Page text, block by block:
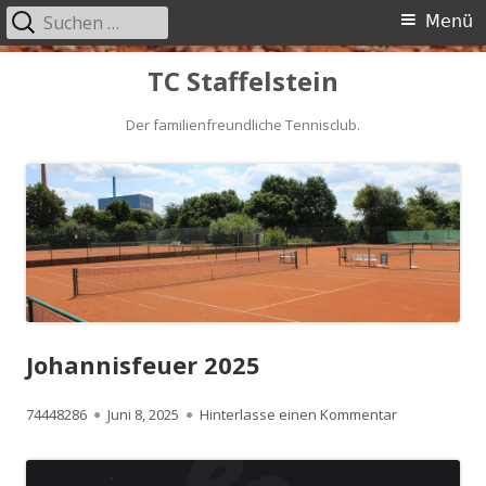
TC Staffelstein
Der familienfreundliche Tennisclub.
Primäres
Menü
Suchen
nach:
Johannisfeuer 2025
Autor
74448286
Veröffentlicht
Juni 8, 2025 Hinterlasse einen Kommentarzu